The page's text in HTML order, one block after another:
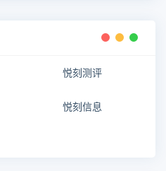
悦刻测评
悦刻信息